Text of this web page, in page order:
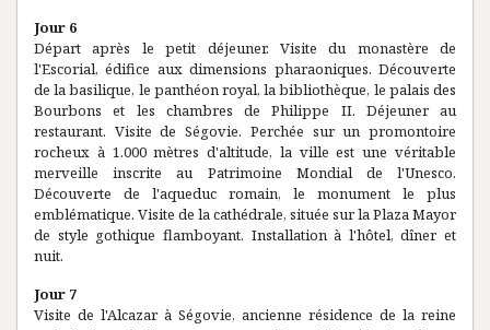
Jour 6
Départ après le petit déjeuner. Visite du monastère de
l'Escorial, édifice aux dimensions pharaoniques. Découverte
de la basilique, le panthéon royal, la bibliothèque, le palais des
Bourbons et les chambres de Philippe II. Déjeuner au
restaurant. Visite de Ségovie. Perchée sur un promontoire
rocheux à 1.000 mètres d'altitude, la ville est une véritable
merveille inscrite au Patrimoine Mondial de l'Unesco.
Découverte de l'aqueduc romain, le monument le plus
emblématique. Visite de la cathédrale, située sur la Plaza Mayor
de style gothique flamboyant. Installation à l'hôtel, dîner et
nuit.
Jour 7
Visite de l'Alcazar à Ségovie, ancienne résidence de la reine